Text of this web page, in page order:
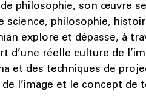
philosophie, son œuvre
science, philosophie,
explore et dépasse, à
d’une réelle culture de
et des techniques de
l’image et le concept de